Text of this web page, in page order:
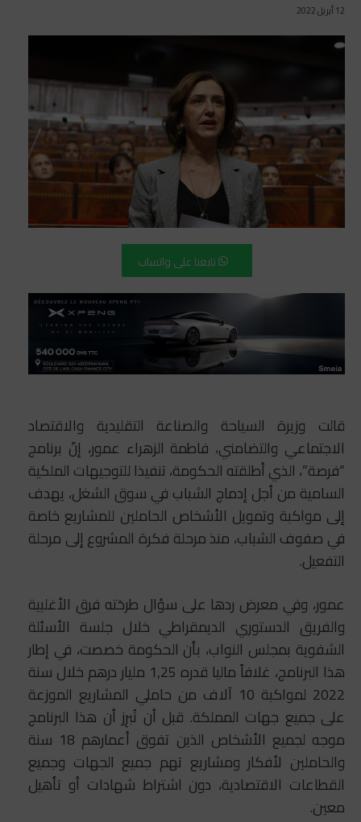
12 أبريل 2022
تابعنا على واتساب
قالت وزيرة السياحة والصناعة التقليدية والاقتصاد
الاجتماعي والتضامني، فاطمة الزهراء عمور، إنّ برنامج
“فرصة”، الذي أطلقته الحكومة، تنفيذا للتوجيهات الملكية
السامية من أجل إدماج الشباب في سوق الشغل، يهدف
إلى مواكبة وتمويل الأشخاص الحاملين للمشاريع خاصة
في صفوف الشباب، منذ مرحلة فكرة المشروع إلى مرحلة
التفعيل.
عمور، وفي معرض ردها على سؤال طرحَته فرق الأغلبية
والفريق الدستوري الديمقراطي خلال جلسة الأسئلة
الشفوية بمجلس النواب، بأن الحكومة خصصت، في إطار
هذا البرنامج، غلافاً ماليا قدره 1,25 مليار درهم خلال سنة
2022 لمواكبة 10 آلاف من حاملي المشاريع الموزعة
على جميع جهات المملكة. قبل أن تُبرِز أن هذا البرنامج
موجه لجميع الأشخاص الذين تفوق أعمارهم 18 سنة
والحاملين لأفكار ومشاريع تهم جميع الجهات وجميع
القطاعات الاقتصادية، دون اشتراط شهادات أو تأهيل
معين.